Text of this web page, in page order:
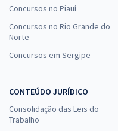
Concursos no Piauí
Concursos no Rio Grande do
Norte
Concursos em Sergipe
CONTEÚDO JURÍDICO
Consolidação das Leis do
Trabalho